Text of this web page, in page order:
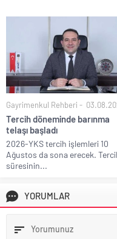
Gayrimenkul Rehberi
Tercih döneminde barınma
telaşı başladı
2026-YKS tercih işlemleri 10
Ağustos da sona erecek.
süresinin...
YORUMLAR